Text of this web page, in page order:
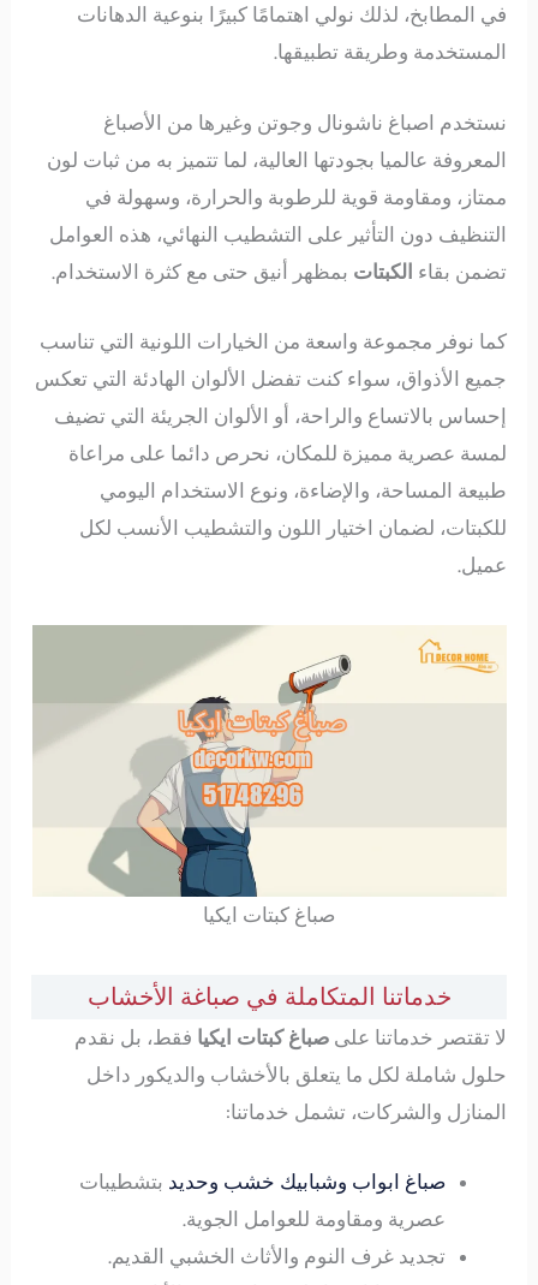
في المطابخ، لذلك نولي اهتمامًا كبيرًا بنوعية الدهانات
المستخدمة وطريقة تطبيقها.
نستخدم اصباغ ناشونال وجوتن وغيرها من الأصباغ
المعروفة عالميا بجودتها العالية، لما تتميز به من ثبات لون
ممتاز، ومقاومة قوية للرطوبة والحرارة، وسهولة في
التنظيف دون التأثير على التشطيب النهائي، هذه العوامل
تضمن بقاء الكبتات بمظهر أنيق حتى مع كثرة الاستخدام.
كما نوفر مجموعة واسعة من الخيارات اللونية التي تناسب
جميع الأذواق، سواء كنت تفضل الألوان الهادئة التي تعكس
إحساس بالاتساع والراحة، أو الألوان الجريئة التي تضيف
لمسة عصرية مميزة للمكان، نحرص دائما على مراعاة
طبيعة المساحة، والإضاءة، ونوع الاستخدام اليومي
للكبتات، لضمان اختيار اللون والتشطيب الأنسب لكل
عميل.
صباغ كبتات ايكيا
خدماتنا المتكاملة في صباغة الأخشاب
لا تقتصر خدماتنا علىصباغ كبتات ايكيا فقط، بل نقدم
حلول شاملة لكل ما يتعلق بالأخشاب والديكور داخل
المنازل والشركات، تشمل خدماتنا:
صباغ ابواب وشبابيك خشب وحديد بتشطيبات
عصرية ومقاومة للعوامل الجوية.
تجديد غرف النوم والأثاث الخشبي القديم.